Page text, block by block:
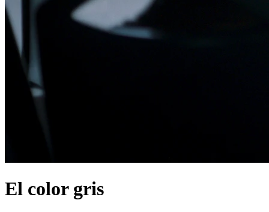
El color gris